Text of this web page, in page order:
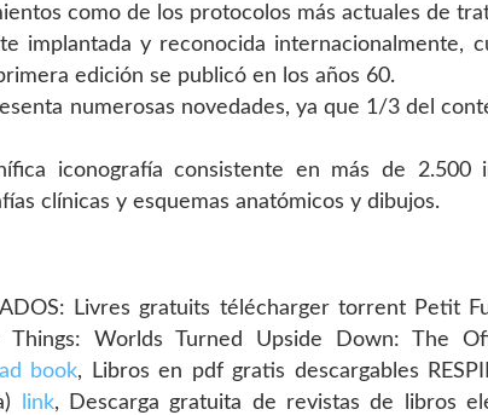
como de los protocolos más actuales de
implantada y reconocida internacionalmente,
edición se publicó en los años 60.
numerosas novedades, ya que 1/3 del
iconografía consistente en más de
clínicas y esquemas anatómicos y dibujos.
Livres gratuits télécharger torrent Petit
Things: Worlds Turned Upside Down: The
book, Libros en pdf gratis descargables
link, Descarga gratuita de revistas de libros